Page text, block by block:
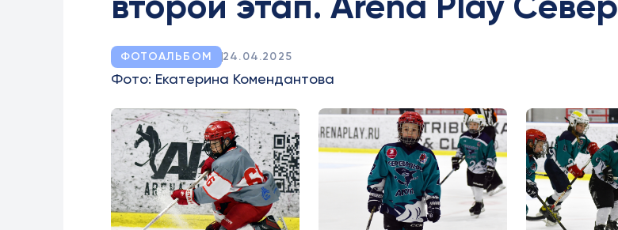
ФОТОАЛЬБОМ 24.04.2025
Фото: Екатерина Комендантова